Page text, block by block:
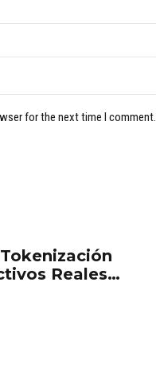
for the next time I comment.
Reales |